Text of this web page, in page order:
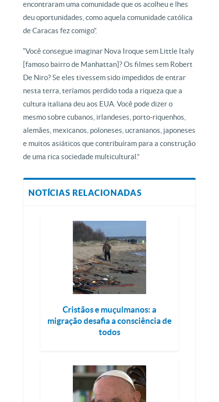
encontraram uma comunidade que os acolheu e lhes
deu oportunidades, como aquela comunidade católica
de Caracas fez comigo”.
“Você consegue imaginar Nova Iroque sem Little Italy
[famoso bairro de Manhattan]? Os filmes sem Robert
De Niro? Se eles tivessem sido impedidos de entrar
nesta terra, teríamos perdido toda a riqueza que a
cultura italiana deu aos EUA. Você pode dizer o
mesmo sobre cubanos, irlandeses, porto-riquenhos,
alemães, mexicanos, poloneses, ucranianos, japoneses
e muitos asiáticos que contribuíram para a construção
de uma rica sociedade multicultural.”
NOTÍCIAS RELACIONADAS
Cristãos e muçulmanos: a
migração desafia a consciência de
todos